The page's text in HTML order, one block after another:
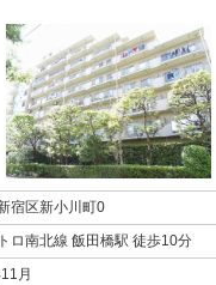
宿区新小川町0
ロ南北線 飯田橋駅 徒歩10分
月